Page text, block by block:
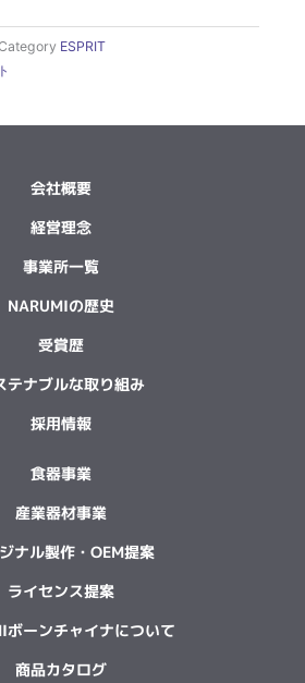
ESPRIT
会社概要
経営理念
事業所一覧
NARUMIの歴史
受賞歴
テナブルな取り組み
採用情報
食器事業
産業器材事業
ナル製作・OEM提案
ライセンス提案
ボーンチャイナについて
商品カタログ